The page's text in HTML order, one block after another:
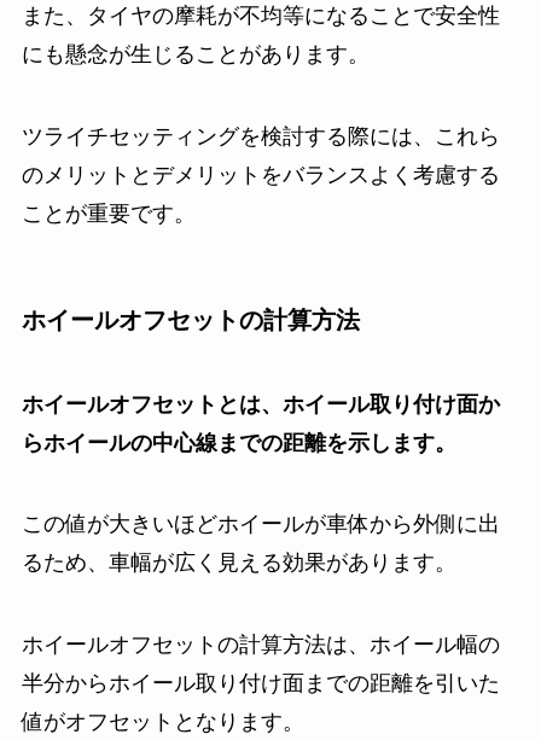
また、タイヤの摩耗が不均等になることで安全性
にも懸念が生じることがあります。
ツライチセッティングを検討する際には、これら
のメリットとデメリットをバランスよく考慮する
ことが重要です。
ホイールオフセットの計算方法
ホイールオフセットとは、ホイール取り付け面か
らホイールの中心線までの距離を示します。
この値が大きいほどホイールが車体から外側に出
るため、車幅が広く見える効果があります。
ホイールオフセットの計算方法は、ホイール幅の
半分からホイール取り付け面までの距離を引いた
値がオフセットとなります。